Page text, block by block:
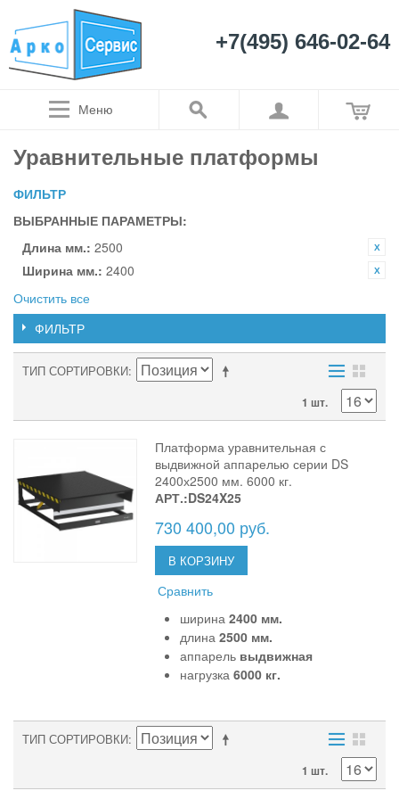
+7(495) 646-02-64
Меню
Уравнительные платформы
ФИЛЬТР
ВЫБРАННЫЕ ПАРАМЕТРЫ:
Длина мм.: 2500
Ширина мм.: 2400
Очистить все
ФИЛЬТР
ТИП СОРТИРОВКИ
1 шт.
Платформа уравнительная с
выдвижной аппарелью серии DS
2400х2500 мм. 6000 кг.
АРТ.:DS24X25
730 400,00 руб.
В КОРЗИНУ
Сравнить
ширина2400 мм.
длина2500 мм.
аппарель выдвижная
нагрузка 6000 кг.
ТИП СОРТИРОВКИ
1 шт.